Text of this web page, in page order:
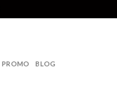
PROMO BLOG